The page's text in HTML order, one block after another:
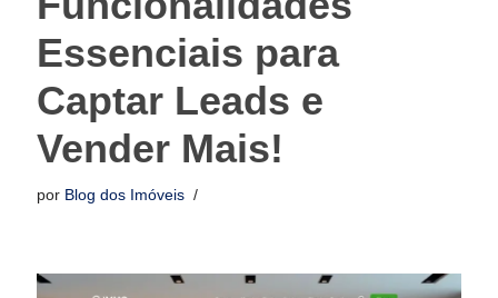
Essenciais para
Captar Leads e
Vender Mais!
por Blog dos Imóveis